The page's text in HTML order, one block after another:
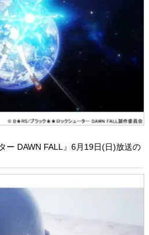
ー DAWN FALL』6月19日(日)放送の